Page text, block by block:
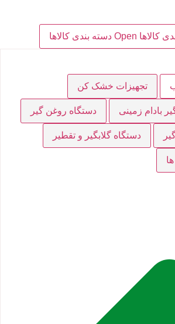
Open دسته بندی کالاها
تجهیزات خشک کن
بادام زمینی دستگاه روغن گیر
دستگاه گلابگیر و تقطیر